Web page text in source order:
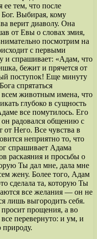
ее тем, что после
Бог. Выбирая, кому
верит диаволу. Она
от Евы о словах змия,
посмотрим на
с первыми
и спрашивает: «Адам, что
бежит и прячется от
поступок! Еще минуту
спрятаться
животным имена, что
глубоко в сущность
все помутилось. Его
радовался общению с
от Него. Все чувства в
неприятно то, что
спрашивает Адама
раскаяния и просьбы о
Ты дал мне, дала мне
жену. Более того, Адам
сделала та, которую Ты
все желания — он не
лишь выгородить себя.
прощения, а во
перевернуто: и ум, и
природу.